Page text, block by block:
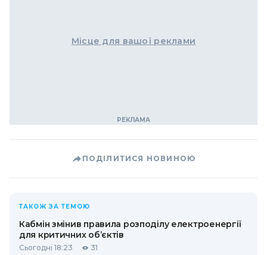
Місце для вашої реклами
ПОДІЛИТИСЯ НОВИНОЮ
ТАКОЖ ЗА ТЕМОЮ
Кабмін змінив правила розподілу електроенергії
для критичних об’єктів
Сьогодні 18:23 31